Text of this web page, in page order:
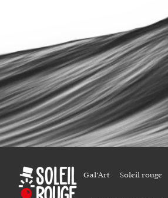
Gal’Art Soleil rouge